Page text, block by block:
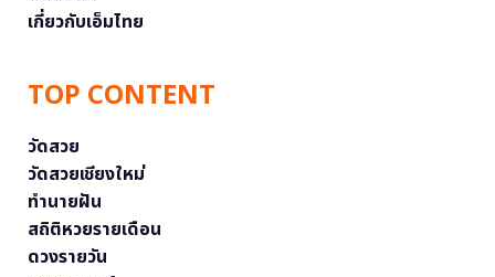
เกี่ยวกับเอ็มไทย
TOP CONTENT
วัดสวย
วัดสวยเชียงใหม่
ทำนายฝัน
สถิติหวยรายเดือน
ดวงรายวัน